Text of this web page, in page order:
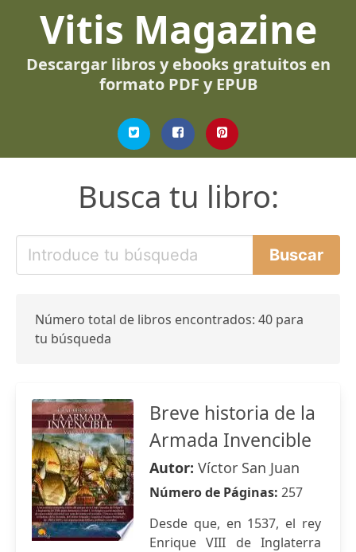
Vitis Magazine
Descargar libros y ebooks gratuitos en
formato PDF y EPUB
Busca tu libro:
Número total de libros encontrados: 40 para
tu búsqueda
Breve historia de la
Armada Invencible
Autor: Víctor San Juan
Número de Páginas: 257
Desde que, en 1537, el rey
Enrique VIII de Inglaterra